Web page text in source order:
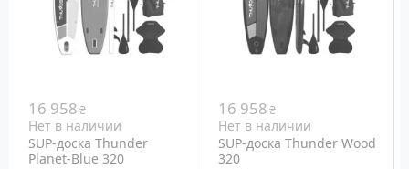
16 958₴
Нет в наличии
SUP-доска Thunder
Planet-Blue 320
16 958₴
Нет в наличии
SUP-доска Thunder Wood
320